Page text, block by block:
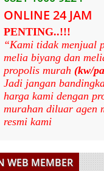
ONLINE 24 JAM
PENTING..!!!
“Kami tidak menjual
melia biyang dan
propolis murah (kw/
Jadi jangan
harga kami dengan
murahan diluar agen
resmi kami
WEB MEMBER